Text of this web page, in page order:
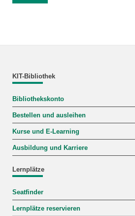
KIT-Bibliothek
Bibliothekskonto
Bestellen und ausleihen
Kurse und E-Learning
Ausbildung und Karriere
Lernplätze
Seatfinder
Lernplätze reservieren